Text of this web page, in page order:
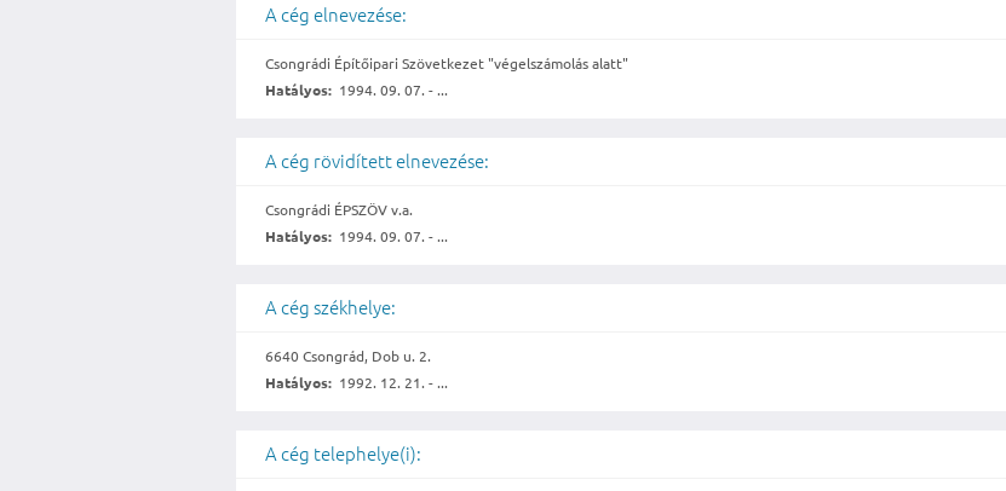
A cég elnevezése:
Csongrádi Építőipari Szövetkezet "végelszámolás alatt"
Hatályos: 1994. 09. 07. - ...
A cég rövidített elnevezése:
Csongrádi ÉPSZÖV v.a.
Hatályos: 1994. 09. 07. - ...
A cég székhelye:
6640 Csongrád, Dob u. 2.
Hatályos: 1992. 12. 21. - ...
A cég telephelye(i):